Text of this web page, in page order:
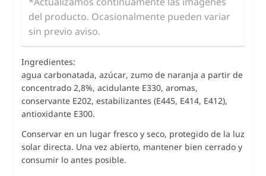
del producto. Ocasionalmente pueden variar
sin previo aviso.
Ingredientes:
agua carbonatada, azúcar, zumo de naranja a partir de
concentrado 2,8%, acidulante E330, aromas,
conservante E202, estabilizantes (E445, E414, E412),
antioxidante E300.
Conservar en un lugar fresco y seco, protegido de la luz
solar directa. Una vez abierto, mantener bien cerrado y
consumir lo antes posible.